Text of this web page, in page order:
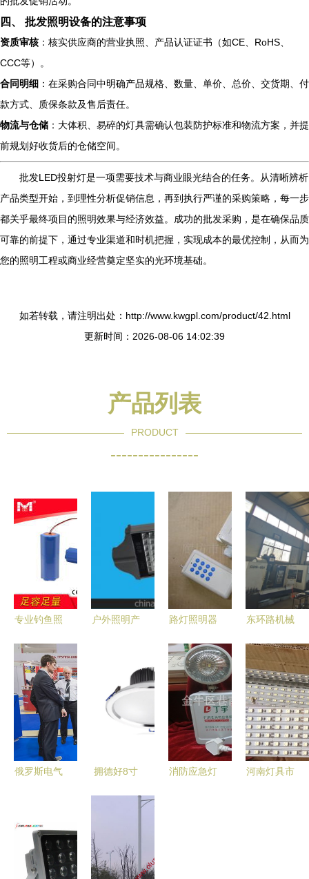
四、 批发照明设备的注意事项
资质审核 ：核实供应商的营业执照、产品认证证书（如CE、RoHS、
CCC等）。
合同明细 ：在采购合同中明确产品规格、数量、单价、总价、交货期、付
款方式、质保条款及售后责任。
物流与仓储 ：大体积、易碎的灯具需确认包装防护标准和物流方案，并提
前规划好收货后的仓储空间。
批发LED投射灯是一项需要技术与商业眼光结合的任务。从清晰辨析
产品类型开始，到理性分析促销信息，再到执行严谨的采购策略，每一步
都关乎最终项目的照明效果与经济效益。成功的批发采购，是在确保品质
可靠的前提下，通过专业渠道和时机把握，实现成本的最优控制，从而为
您的照明工程或商业经营奠定坚实的光环境基础。
如若转载，请注明出处：http://www.kwgpl.com/product/42.html
更新时间：2026-08-06 14:02:39
产品列表
PRODUCT
----------------
专业钓鱼照
蓝光钓鱼灯
与多功能钓
灯关键选择
指南
户外照明产
解析 如何
选购高性价
比照明设备
路灯照明器
家与批发价
格全解析
东环路机械
中心及车
工，并开展
照明设备批
发业务
俄罗斯电气
自动化展览
会 全球展
会中文信息
拥德好8寸
厅防雾照明
的专业之选
与厂家直供
消防应急灯
河南灯具市